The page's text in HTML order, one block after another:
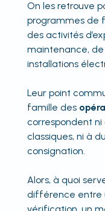
On les retrouve
programmes de
des activités
maintenance, de
installations
Leur point
famille des
correspondent
classiques, ni à
consignation.
Alors, à quoi
différence entre